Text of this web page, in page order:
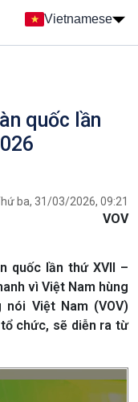
Vietnamese
quốc lần
ba, 31/03/2026, 09:21
VOV
quốc lần thứ XVII –
vì Việt Nam hùng
Việt Nam (VOV)
chức, sẽ diễn ra từ